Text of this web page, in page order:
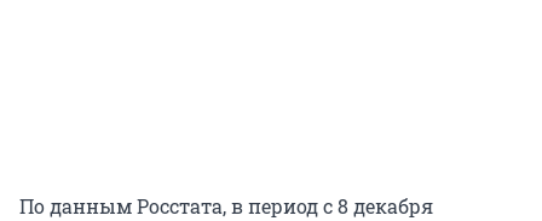
По данным Росстата, в период с 8 декабря